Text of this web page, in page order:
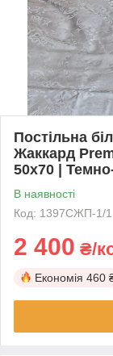
Постільна
Жаккард
50х70 |
В наявності
Код: 1397СЖП-1/1
2 400 ₴/
Економія 460